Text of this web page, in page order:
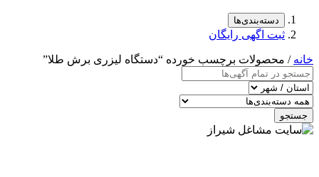
دسته‌بندی‌ها
ثبت اگهی رایگان
خانه / محصولات برچسب خورده “دستگاه لیزری برش طلا”
جستجو